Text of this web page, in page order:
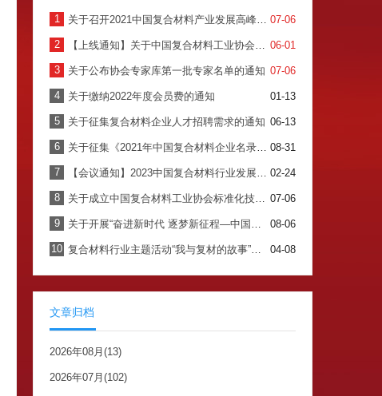
1 07-06
关于召开2021中国复合材料产业发展高峰论坛暨中国复合材料工业协会年会的预通知
2 06-01
【上线通知】关于中国复合材料工业协会会员服务系统正式上线使用的通知
3 07-06
关于公布协会专家库第一批专家名单的通知
4 01-13
关于缴纳2022年度会员费的通知
5 06-13
关于征集复合材料企业人才招聘需求的通知
6 08-31
关于征集《2021年中国复合材料企业名录》的通知
7 02-24
【会议通知】2023中国复合材料行业发展大会暨七届四次理事会
8 07-06
关于成立中国复合材料工业协会标准化技术委员会的通知
9 08-06
关于开展“奋进新时代 逐梦新征程—中国复合材料工业协会成立40周年纪念”主题书籍内容征集工作的通知
10 04-08
复合材料行业主题活动“我与复材的故事”征集开始啦！！！
文章归档
2026年08月(13)
2026年07月(102)